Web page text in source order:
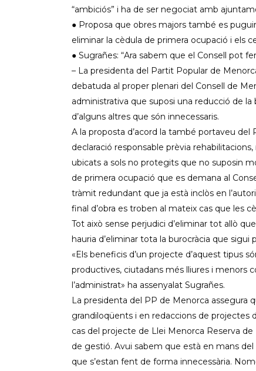
EQUIPO DIRECTIVO NN.GG.
PONENCIA DE REGLAMENTO Y
PONENCIA DE ACCIÓN POLÍTICA
“ambiciós” i ha de ser negociat amb
● Proposa que obres majors també es
eliminar la cèdula de primera ocupació i els
● Sugrañes: “Ara sabem que el Consell pot
– La presidenta del Partit Popular de
debatuda al proper plenari del Consell de
administrativa que suposi una reducció de
d’alguns altres que són innecessaris.
A la proposta d’acord la també portaveu
declaració responsable prèvia
ubicats a sols no protegits que no suposin
de primera ocupació que es demana al
tràmit redundant que ja està inclòs en
final d’obra es troben al mateix cas que les
Tot això sense perjudici d’eliminar tot allò
hauria d’eliminar tota la burocràcia que sigui
«Els beneficis d’un projecte d’aquest tipus
productives, ciutadans més lliures i menors
l’administrat» ha assenyalat Sugrañes.
La presidenta del PP de Menorca assegura
grandiloqüents i en redaccions de projectes
cas del projecte de Llei Menorca Reserva
de gestió. Avui sabem que està en mans
que s’estan fent de forma innecessària.